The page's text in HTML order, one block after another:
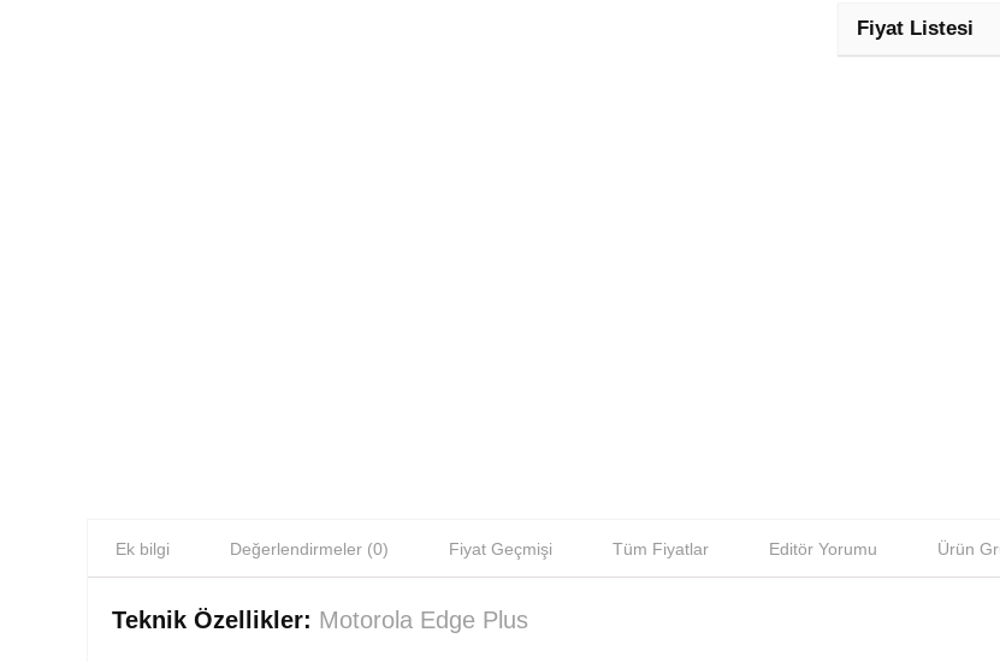
Fiyat Listesi
Ek bilgi Değerlendirmeler (0) Fiyat Geçmişi Tüm Fiyatlar Editör Yorumu Ürün
Teknik Özellikler: Motorola Edge Plus